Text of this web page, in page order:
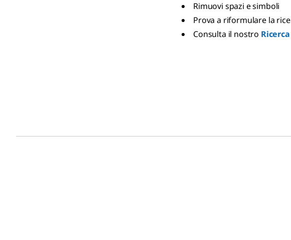
Rimuovi spazi e simboli
Prova a riformulare la
Consulta il nostro